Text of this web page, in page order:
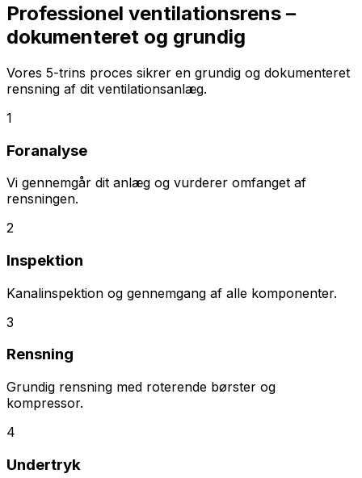
Professionel ventilationsrens –
dokumenteret og grundig
Vores 5-trins proces sikrer en grundig og dokumenteret
rensning af dit ventilationsanlæg.
1
Foranalyse
Vi gennemgår dit anlæg og vurderer omfanget af
rensningen.
2
Inspektion
Kanalinspektion og gennemgang af alle komponenter.
3
Rensning
Grundig rensning med roterende børster og
kompressor.
4
Undertryk